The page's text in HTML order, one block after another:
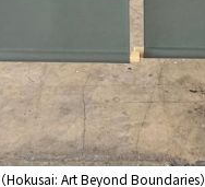
Art Beyond Boundaries）